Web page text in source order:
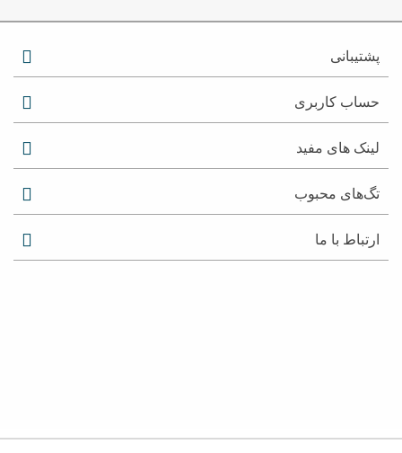
پشتیبانی
حساب کاربری
لینک های مفید
تگ‌های محبوب
ارتباط با ما